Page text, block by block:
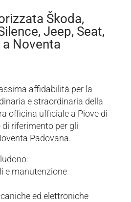
Škoda,
Jeep, Seat,
Noventa
affidabilità per la
e straordinaria della
officina ufficiale a Piove di
riferimento per gli
Padovana.
e manutenzione
ed elettroniche